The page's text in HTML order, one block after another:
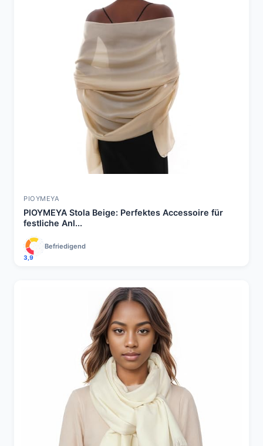
PIOYMEYA
PIOYMEYA Stola Beige: Perfektes Accessoire für
festliche Anl...
3,9
Befriedigend